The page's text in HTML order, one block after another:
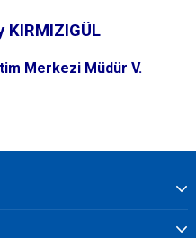
KIRMIZIGÜL
Merkezi Müdür V.